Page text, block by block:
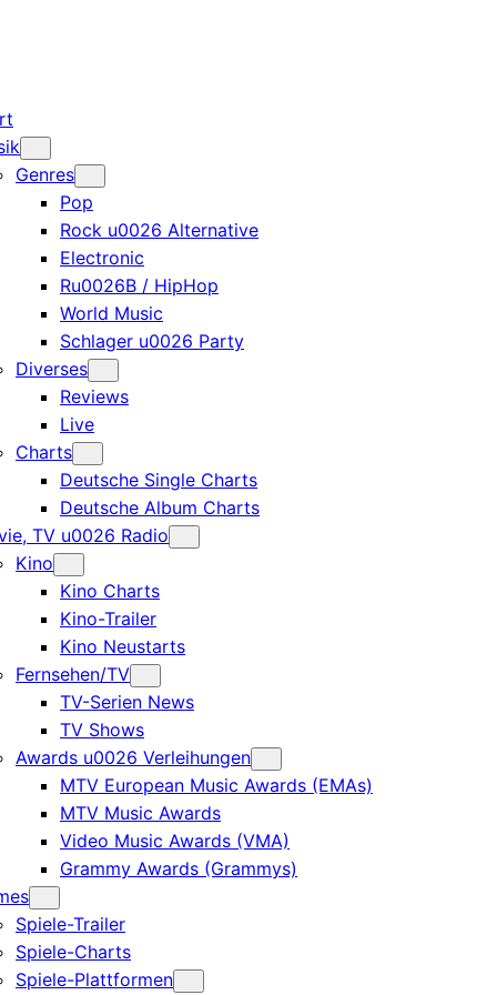
Genres
Pop
Rock u0026 Alternative
Electronic
Ru0026B / HipHop
World Music
Schlager u0026 Party
Diverses
Reviews
Live
Charts
Deutsche Single Charts
Deutsche Album Charts
TV u0026 Radio
Kino
Kino Charts
Kino-Trailer
Kino Neustarts
Fernsehen/TV
TV-Serien News
TV Shows
Awards u0026 Verleihungen
MTV European Music Awards (EMAs)
MTV Music Awards
Video Music Awards (VMA)
Grammy Awards (Grammys)
Spiele-Trailer
Spiele-Charts
Spiele-Plattformen